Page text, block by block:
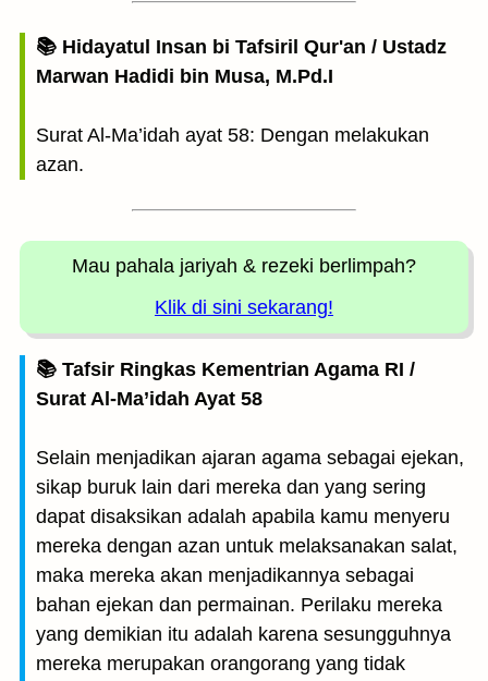
📚 Hidayatul Insan bi Tafsiril Qur'an / Ustadz
Marwan Hadidi bin Musa, M.Pd.I
Surat Al-Ma’idah ayat 58: Dengan melakukan
azan.
Mau pahala jariyah & rezeki berlimpah?
Klik di sini sekarang!
📚 Tafsir Ringkas Kementrian Agama RI /
Surat Al-Ma’idah Ayat 58
Selain menjadikan ajaran agama sebagai ejekan,
sikap buruk lain dari mereka dan yang sering
dapat disaksikan adalah apabila kamu menyeru
mereka dengan azan untuk melaksanakan salat,
maka mereka akan menjadikannya sebagai
bahan ejekan dan permainan. Perilaku mereka
yang demikian itu adalah karena sesungguhnya
mereka merupakan orangorang yang tidak